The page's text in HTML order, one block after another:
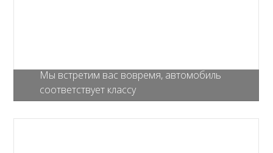
Мы встретим вас вовремя, автомобиль
соответствует классу